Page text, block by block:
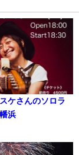
ケさんのソロラ
浜